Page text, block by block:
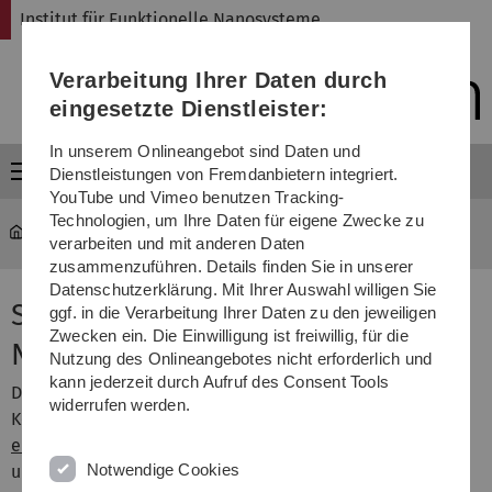
Direkt
Direkt
Direkt
(Sprache,
Drucken,
Media)
Direkt
Direkt
Institut für Funktionelle Nanosysteme
Menü
Seminar für funktionelle Nanosysteme WS2017/18
Seminar für funktionelle
Nanosysteme WS17/18
Das Seminar für funktionelle Nanosysteme findet in
Kooperation der Institute für
elektronische Bauelemente und Schaltungen
und Nanomaterialien statt.
Verarbeitung Ihrer Daten durch
eingesetzte Dienstleister:
In unserem Onlineangebot sind Daten und
Dienstleistungen von Fremdanbietern integriert.
YouTube und Vimeo benutzen Tracking-
Technologien, um Ihre Daten für eigene Zwecke zu
verarbeiten und mit anderen Daten
zusammenzuführen. Details finden Sie in unserer
Datenschutzerklärung. Mit Ihrer Auswahl willigen Sie
ggf. in die Verarbeitung Ihrer Daten zu den jeweiligen
Zwecken ein. Die Einwilligung ist freiwillig, für die
Nutzung des Onlineangebotes nicht erforderlich und
kann jederzeit durch Aufruf des Consent Tools
widerrufen werden.
Notwendige Cookies